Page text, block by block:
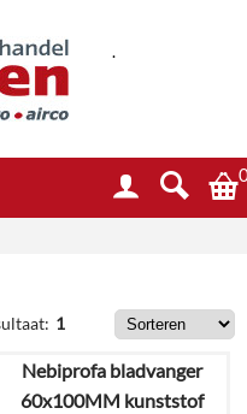
.
1
Nebiprofa bladvanger
60x100MM kunststof